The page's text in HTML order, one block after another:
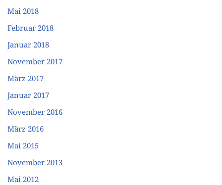
Mai 2018
Februar 2018
Januar 2018
November 2017
März 2017
Januar 2017
November 2016
März 2016
Mai 2015
November 2013
Mai 2012